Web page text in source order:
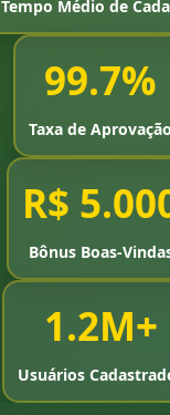
Tempo Médio de
99.7%
Taxa de Aprovação
R$
Bônus Boas-
1.2M+
Usuários